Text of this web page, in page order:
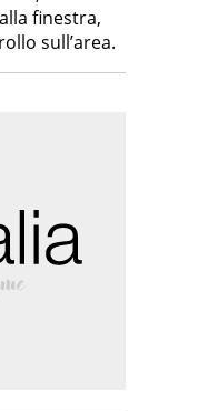
finestra,
sull’area.